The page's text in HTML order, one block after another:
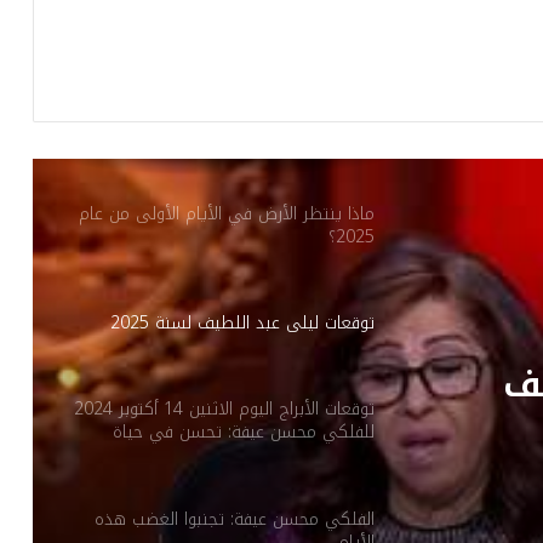
أفراح ورزق كثير لهؤلاء في العام الجديد
ماذا ينتظر الأرض في الأيام الأولى من عام
2025؟
توقعات ليلى عبد اللطيف لسنة 2025
توقعات الأبراج اليوم الاثنين 14 أكتوبر 2024
للفلكي محسن عيفة: تحسن في حياة
الفلكي محسن عيفة: تجنبوا الغضب هذه